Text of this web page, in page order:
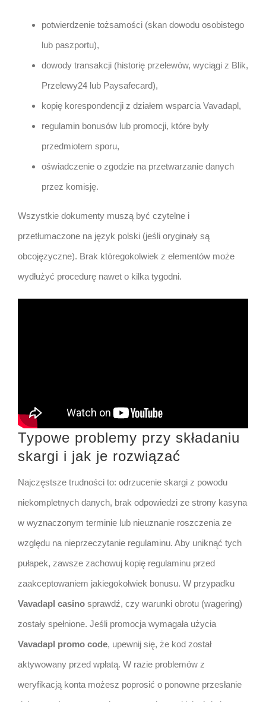
potwierdzenie tożsamości (skan dowodu osobistego
lub paszportu),
dowody transakcji (historię przelewów, wyciągi z Blik,
Przelewy24 lub Paysafecard),
kopię korespondencji z działem wsparcia Vavadapl,
regulamin bonusów lub promocji, które były
przedmiotem sporu,
oświadczenie o zgodzie na przetwarzanie danych
przez komisję.
Wszystkie dokumenty muszą być czytelne i
przetłumaczone na język polski (jeśli oryginały są
obcojęzyczne). Brak któregokolwiek z elementów może
wydłużyć procedurę nawet o kilka tygodni.
Typowe problemy przy składaniu
skargi i jak je rozwiązać
Najczęstsze trudności to: odrzucenie skargi z powodu
niekompletnych danych, brak odpowiedzi ze strony kasyna
w wyznaczonym terminie lub nieuznanie roszczenia ze
względu na nieprzeczytanie regulaminu. Aby uniknąć tych
pułapek, zawsze zachowuj kopię regulaminu przed
zaakceptowaniem jakiegokolwiek bonusu. W przypadku
Vavadapl casino sprawdź, czy warunki obrotu (wagering)
zostały spełnione. Jeśli promocja wymagała użycia
Vavadapl promo code, upewnij się, że kod został
aktywowany przed wpłatą. W razie problemów z
weryfikacją konta możesz poprosić o ponowne przesłanie